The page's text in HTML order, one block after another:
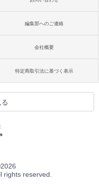
編集部へのご連絡
会社概要
特定商取引法に基づく表示
2026
rights reserved.